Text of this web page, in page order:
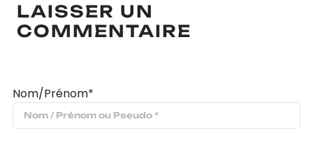
LAISSER UN
COMMENTAIRE
Nom/Prénom*